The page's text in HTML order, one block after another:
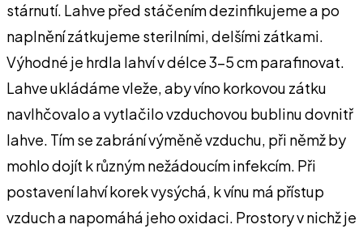
stárnutí. Lahve před stáčením dezinfikujeme a po
naplnění zátkujeme sterilními, delšími zátkami.
Výhodné je hrdla lahví v délce 3-5 cm parafinovat.
Lahve ukládáme vleže, aby víno korkovou zátku
navlhčovalo a vytlačilo vzduchovou bublinu dovnitř
lahve. Tím se zabrání výměně vzduchu, při němž by
mohlo dojít k různým nežádoucím infekcím. Při
postavení lahví korek vysýchá, k vínu má přístup
vzduch a napomáhá jeho oxidaci. Prostory v nichž je